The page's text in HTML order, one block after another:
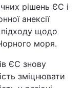
рішень ЄС і
анексії
щодо
Чорного моря.
ЄС знову
зміцнювати